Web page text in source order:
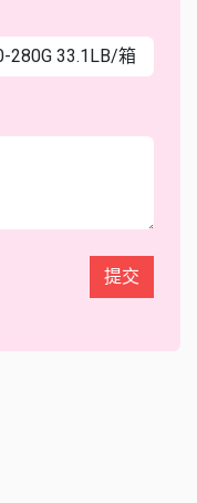
提交